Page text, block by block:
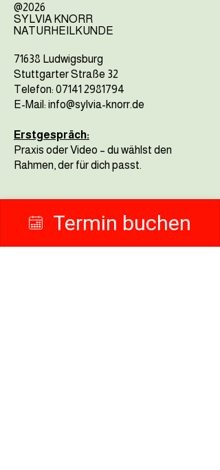
@2026
SYLVIA KNORR
NATURHEILKUNDE
71638 Ludwigsburg
Stuttgarter Straße 32
Telefon: 07141 2981794
E-Mail: info@sylvia-knorr.de
Erstgespräch:
Praxis oder Video – du wählst den
Rahmen, der für dich passt.
Termin buchen